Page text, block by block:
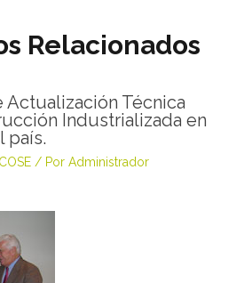
Relacionados
Actualización Técnica
Industrializada en
país.
/ Por Administrador